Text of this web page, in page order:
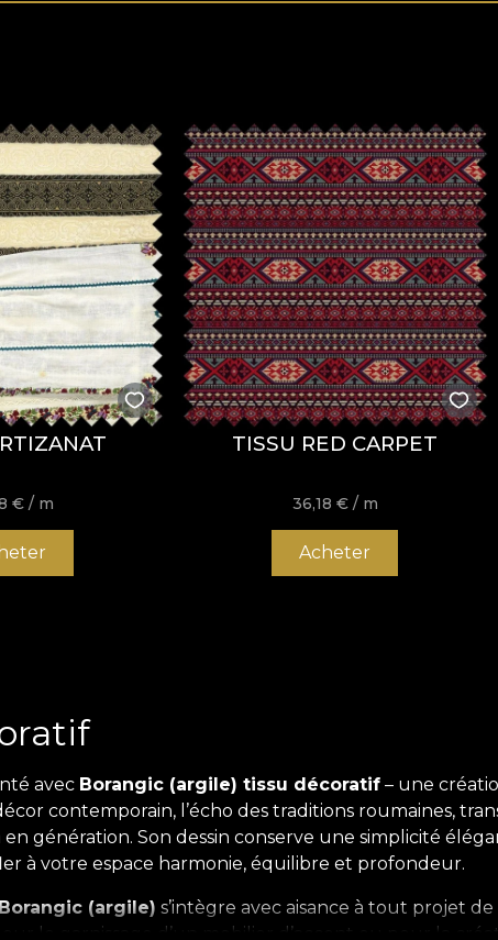
€ / m
TISSU RED CARPET
36,18 € / m
Acheter
avec Borangic (argile) tissu décoratif – une
contemporain, l’écho des traditions roumaines,
génération. Son dessin conserve une simplicité
à votre espace harmonie, équilibre et profondeur.
(argile) s’intègre avec aisance à tout projet
le garnissage d’un mobilier d’accent ou pour la